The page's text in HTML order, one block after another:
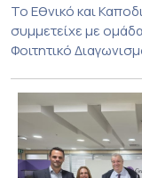
To Εθνικό και
συμμετείχε με
Φοιτητικό
Ιουλίου στο
συμμετείχαν 447
πανεπιστήμια από
επίσης το Εθνικό
Πανεπιστήμιο […]